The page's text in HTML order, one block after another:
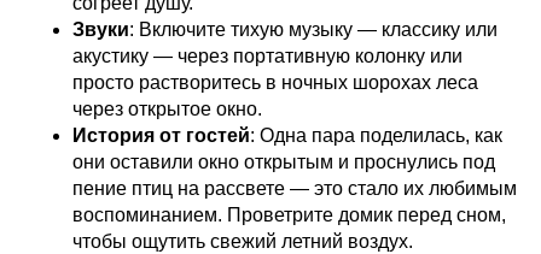
Звуки: Включите тихую музыку — классику или
акустику — через портативную колонку или
просто растворитесь в ночных шорохах леса
через открытое окно.
История от гостей: Одна пара поделилась, как
они оставили окно открытым и проснулись под
пение птиц на рассвете — это стало их любимым
воспоминанием. Проветрите домик перед сном,
чтобы ощутить свежий летний воздух.